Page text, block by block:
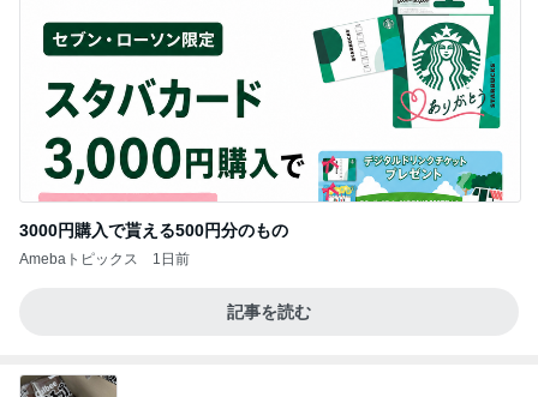
3000円購入で貰える500円分のもの
Amebaトピックス 1日前
記事を読む